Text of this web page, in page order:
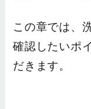
この章では、
確認したいポ
だきます。